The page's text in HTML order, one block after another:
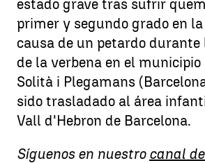
estado grave tras sufrir
primer y segundo grado en la
causa de un petardo durante
de la verbena en el municipio
Solità i Plegamans
sido trasladado al área
Vall d'Hebron de Barcelona.
Síguenos en nuestro canal